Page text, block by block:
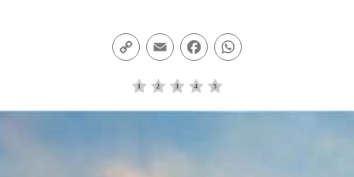
WhatsApp
Facebook
Email